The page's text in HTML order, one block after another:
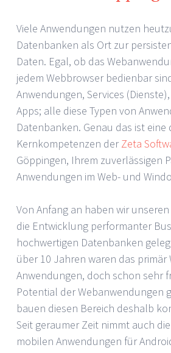
Viele Anwendungen nutzen
Datenbanken als Ort zur
Daten. Egal, ob das
jedem Webbrowser bedienbar
Anwendungen, Services
Apps; alle diese Typen von
Datenbanken. Genau das ist eine
Kernkompetenzen derZeta
Göppingen, Ihrem zuverlässigen
Anwendungen im Web- und
Von Anfang an haben wir
die Entwicklung performanter
hochwertigen Datenbanken
über 10 Jahren waren das primär
Anwendungen, doch schon sehr
Potential der Webanwendungen
bauen diesen Bereich deshalb
Seit geraumer Zeit nimmt auch
mobilen Anwendungen für